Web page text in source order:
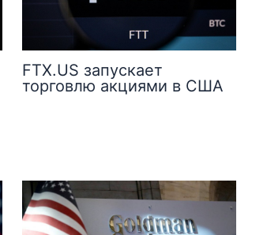
FTX.US запускает
торговлю акциями в США